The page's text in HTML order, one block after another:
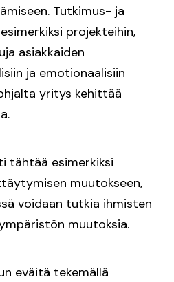
Tutkimus- ja
projekteihin,
asiakkaiden
ja emotionaalisiin
yritys kehittää
tähtää esimerkiksi
muutokseen,
voidaan tutkia ihmisten
muutoksia.
eväitä tekemällä